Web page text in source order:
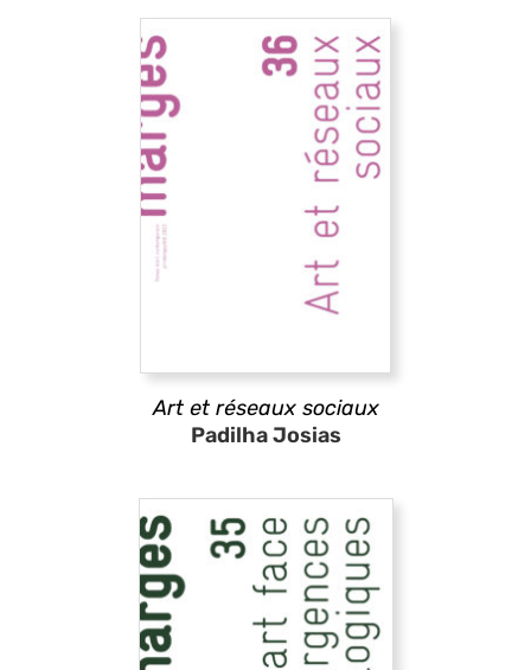
Art et réseaux sociaux
Padilha Josias